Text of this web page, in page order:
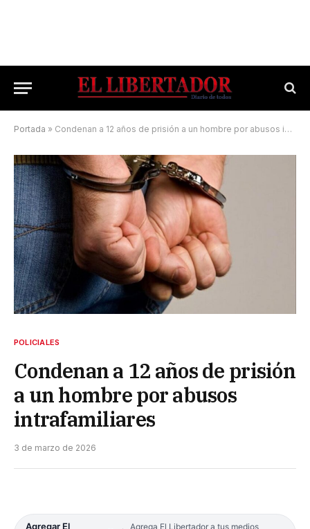
Portada » Condenan a 12 años de prisión a un hombre por abusos intrafamiliares
POLICIALES
Condenan a 12 años de prisión
a un hombre por abusos
intrafamiliares
3 de marzo de 2026
Agregar El
Agrega El Libertador a tus medios